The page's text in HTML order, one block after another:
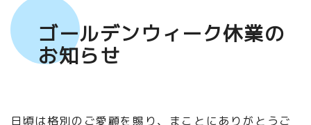
ゴールデンウィーク休業の
お知らせ
日頃は格別のご愛顧を賜り、まことにありがとうご